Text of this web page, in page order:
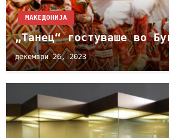
МАКЕДОНИЈА
„Танец“ гостуваше во
декември 26, 2023